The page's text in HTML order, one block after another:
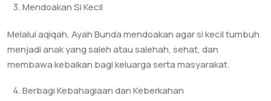
Mendoakan Si Kecil
Melalui aqiqah, Ayah Bunda mendoakan agar si kecil tumbuh
menjadi anak yang saleh atau salehah, sehat, dan
membawa kebaikan bagi keluarga serta masyarakat.
Berbagi Kebahagiaan dan Keberkahan